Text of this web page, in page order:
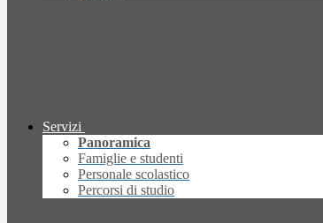
Servizi
Panoramica
Famiglie e studenti
Personale scolastico
Percorsi di studio